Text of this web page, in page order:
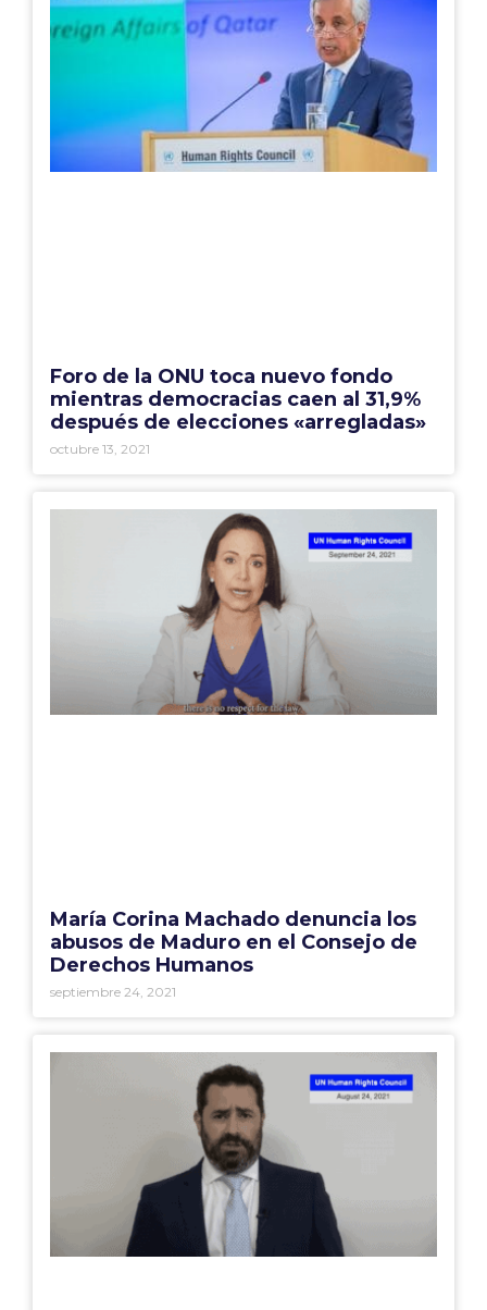
Foro de la ONU toca nuevo fondo
mientras democracias caen al 31,9%
después de elecciones «arregladas»
octubre 13, 2021
María Corina Machado denuncia los
abusos de Maduro en el Consejo de
Derechos Humanos
septiembre 24, 2021